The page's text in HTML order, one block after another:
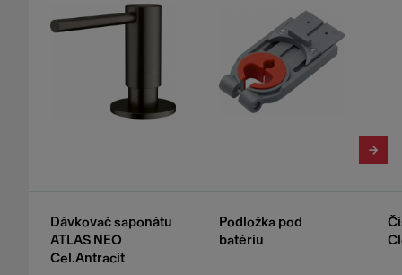
Dávkovač saponátu
ATLAS NEO
Cel.Antracit
Podložka pod
batériu